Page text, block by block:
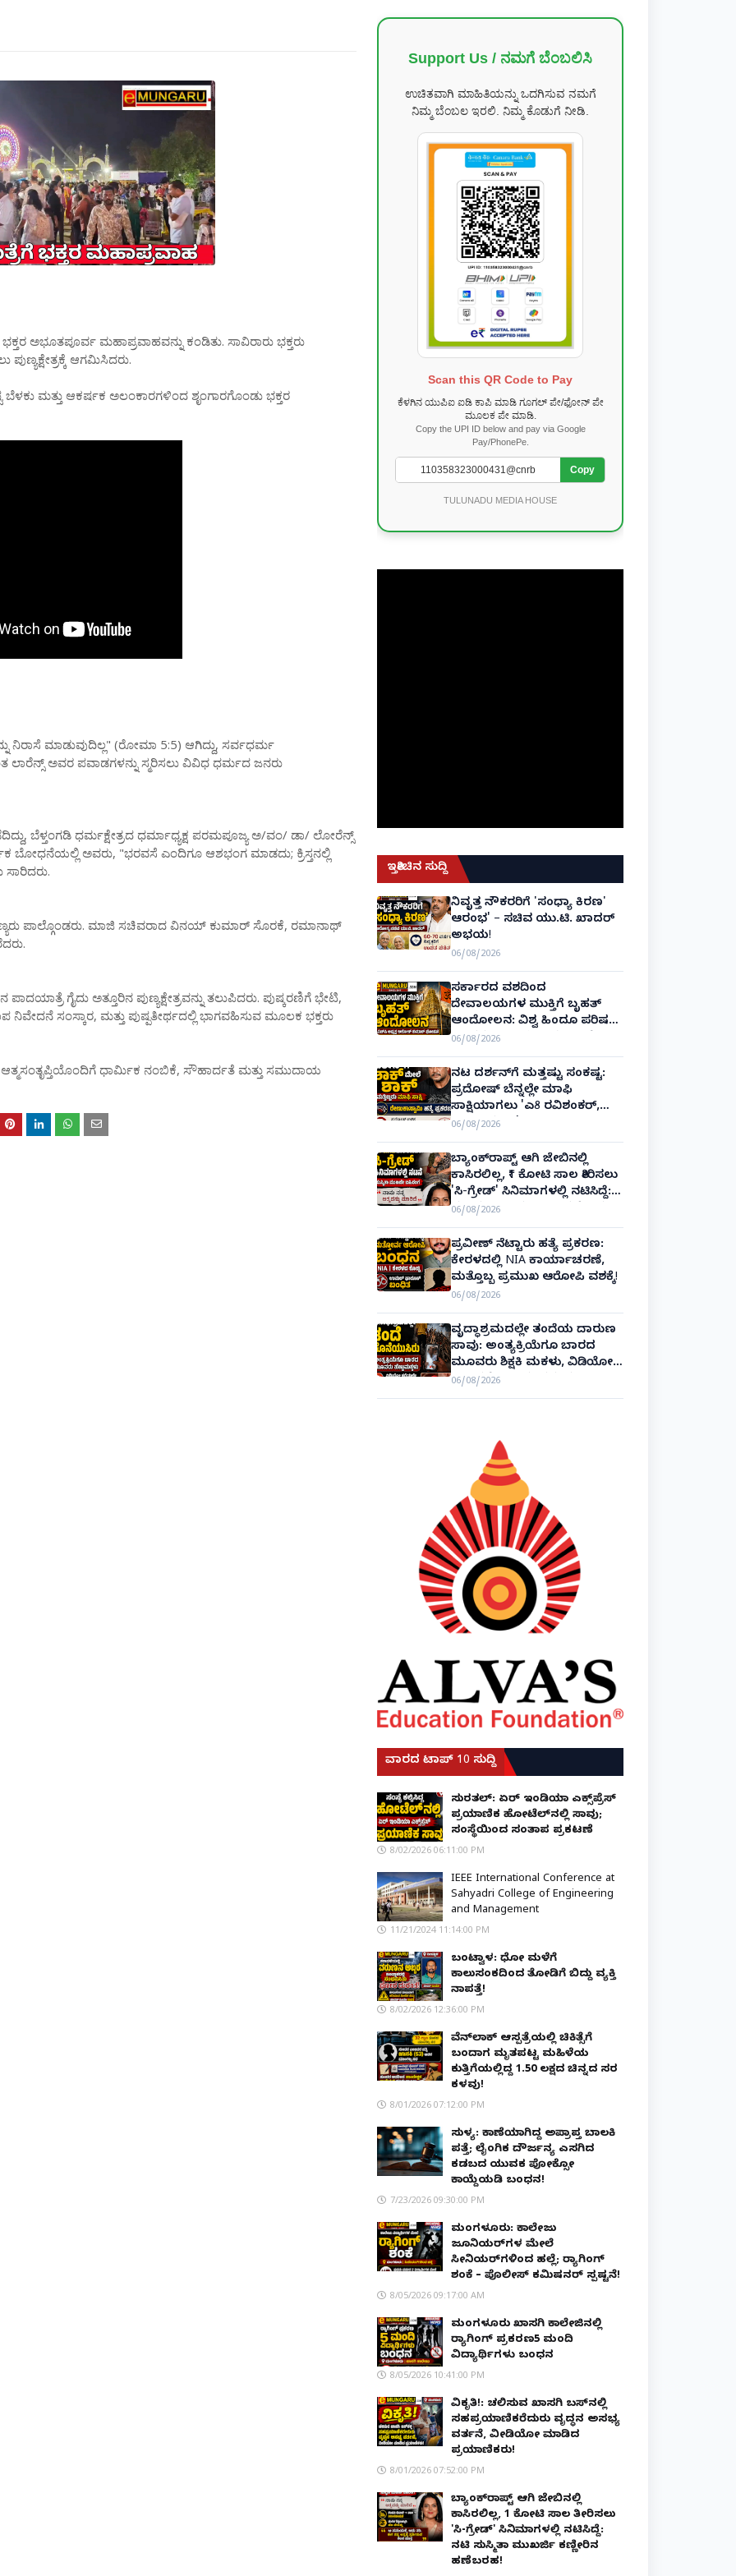
ಅಭೂತಪೂರ್ವ ಮಹಾಪ್ರವಾಹವನ್ನು ಕಂಡಿತು. ಸಾವಿರಾರು ಭಕ್ತರು
ಪುಣ್ಯಕ್ಷೇತ್ರಕ್ಕೆ ಆಗಮಿಸಿದರು.
ಬೆಳಕು ಮತ್ತು ಆಕರ್ಷಕ ಅಲಂಕಾರಗಳಿಂದ ಶೃಂಗಾರಗೊಂಡು ಭಕ್ತರ
ಮಾಡುವುದಿಲ್ಲ" (ರೋಮಾ 5:5) ಆಗಿದ್ದು, ಸರ್ವಧರ್ಮ
ಲಾರೆನ್ಸ್ ಅವರ ಪವಾಡಗಳನ್ನು ಸ್ಮರಿಸಲು ವಿವಿಧ ಧರ್ಮದ ಜನರು
ಬೆಳ್ತಂಗಡಿ ಧರ್ಮಕ್ಷೇತ್ರದ ಧರ್ಮಾಧ್ಯಕ್ಷ ಪರಮಪೂಜ್ಯ ಅ/ವಂ/ ಡಾ/ ಲೋರೆನ್ಸ್
ಬೋಧನೆಯಲ್ಲಿ ಅವರು, "ಭರವಸೆ ಎಂದಿಗೂ ಆಶಭಂಗ ಮಾಡದು; ಕ್ರಿಸ್ತನಲ್ಲಿ
ಪಾಲ್ಗೊಂಡರು. ಮಾಜಿ ಸಚಿವರಾದ ವಿನಯ್ ಕುಮಾರ್ ಸೊರಕೆ, ರಮಾನಾಥ್
ಗೈದು ಅತ್ತೂರಿನ ಪುಣ್ಯಕ್ಷೇತ್ರವನ್ನು ತಲುಪಿದರು. ಪುಷ್ಕರಣಿಗೆ ಭೇಟಿ,
ಸಂಸ್ಕಾರ, ಮತ್ತು ಪುಷ್ಪತೀರ್ಥದಲ್ಲಿ ಭಾಗವಹಿಸುವ ಮೂಲಕ ಭಕ್ತರು
ಧಾರ್ಮಿಕ ನಂಬಿಕೆ, ಸೌಹಾರ್ದತೆ ಮತ್ತು ಸಮುದಾಯ
Support Us / ನಮಗೆ ಬೆಂಬಲಿಸಿ
ಉಚಿತವಾಗಿ ಮಾಹಿತಿಯನ್ನು ಒದಗಿಸುವ ನಮಗೆ
ನಿಮ್ಮ ಬೆಂಬಲ ಇರಲಿ. ನಿಮ್ಮ ಕೊಡುಗೆ ನೀಡಿ.
Scan this QR Code to Pay
ಕೆಳಗಿನ ಯುಪಿಐ ಐಡಿ ಕಾಪಿ ಮಾಡಿ ಗೂಗಲ್ ಪೇ/ಫೋನ್ ಪೇ
ಮೂಲಕ ಪೇ ಮಾಡಿ.
Copy the UPI ID below and pay via Google
Pay/PhonePe.
Copy
TULUNADU MEDIA HOUSE
ಇತ್ತೀಚಿನ ಸುದ್ದಿ
ನಿವೃತ್ತ ನೌಕರರಿಗೆ 'ಸಂಧ್ಯಾ ಕಿರಣ'
ಆರಂಭ' – ಸಚಿವ ಯು.ಟಿ. ಖಾದರ್
ಅಭಯ!
06/08/2026
ಸರ್ಕಾರದ ವಶದಿಂದ
ದೇವಾಲಯಗಳ ಮುಕ್ತಿಗೆ ಬೃಹತ್
ಆಂದೋಲನ: ವಿಶ್ವ ಹಿಂದೂ ಪರಿಷತ್
ಅಂತರರಾಷ್ಟ್ರೀಯ ಅಧ್ಯಕ್ಷ ಅಲೋಕ್
ಕುಮಾರ್ ಘೋಷಣೆ!
06/08/2026
ನಟ ದರ್ಶನ್‌ಗೆ ಮತ್ತಷ್ಟು ಸಂಕಷ್ಟ:
ಪ್ರದೋಷ್ ಬೆನ್ನಲ್ಲೇ ಮಾಫಿ
ಸಾಕ್ಷಿಯಾಗಲು 'ಎ8 ರವಿಶಂಕರ್,
ಎ10 ವಿನಯ್' ಅರ್ಜಿ!
06/08/2026
ಬ್ಯಾಂಕ್‌ರಾಪ್ಟ್‌ ಆಗಿ ಜೇಬಿನಲ್ಲಿ
ಕಾಸಿರಲಿಲ್ಲ, ₹1 ಕೋಟಿ ಸಾಲ ತೀರಿಸಲು
'ಸಿ-ಗ್ರೇಡ್' ಸಿನಿಮಾಗಳಲ್ಲಿ ನಟಿಸಿದ್ದೆ:
ನಟಿ ಸುಸ್ಮಿತಾ ಮುಖರ್ಜಿ ಕಣ್ಣೀರಿನ
ಹಣೆಬರಹ!
06/08/2026
ಪ್ರವೀಣ್ ನೆಟ್ಟಾರು ಹತ್ಯೆ ಪ್ರಕರಣ:
ಕೇರಳದಲ್ಲಿ NIA ಕಾರ್ಯಾಚರಣೆ,
ಮತ್ತೊಬ್ಬ ಪ್ರಮುಖ ಆರೋಪಿ ವಶಕ್ಕೆ!
06/08/2026
ವೃದ್ಧಾಶ್ರಮದಲ್ಲೇ ತಂದೆಯ ದಾರುಣ
ಸಾವು: ಅಂತ್ಯಕ್ರಿಯೆಗೂ ಬಾರದ
ಮೂವರು ಶಿಕ್ಷಕಿ ಮಕಳು, ವಿಡಿಯೋ
ಕಾಲಿನಲ್ಲೇ ಅಂತಿಮ ದರ್ಶನ!
06/08/2026
ವಾರದ ಟಾಪ್ 10 ಸುದ್ದಿ
ಸುರತ್ಕಲ್: ಏರ್ ಇಂಡಿಯಾ ಎಕ್ಸ್‌ಪ್ರೆಸ್
ಪ್ರಯಾಣಿಕ ಹೋಟೆಲ್‌ನಲ್ಲಿ ಸಾವು;
ಸಂಸ್ಥೆಯಿಂದ ಸಂತಾಪ ಪ್ರಕಟಣೆ
8/02/2026 06:11:00 PM
IEEE International Conference at
Sahyadri College of Engineering
and Management
11/21/2024 11:14:00 PM
ಬಂಟ್ವಾಳ: ಧೋ ಮಳೆಗೆ
ಕಾಲುಸಂಕದಿಂದ ತೋಡಿಗೆ ಬಿದ್ದು ವ್ಯಕ್ತಿ
ನಾಪತ್ತೆ!
8/02/2026 12:36:00 PM
ವೆನ್‌ಲಾಕ್ ಆಸ್ಪತ್ರೆಯಲ್ಲಿ ಚಿಕಿತ್ಸೆಗೆ
ಬಂದಾಗ ಮೃತಪಟ್ಟ ಮಹಿಳೆಯ
ಕುತ್ತಿಗೆಯಲ್ಲಿದ್ದ ₹1.50 ಲಕ್ಷದ ಚಿನ್ನದ ಸರ
ಕಳವು!
8/01/2026 07:12:00 PM
ಸುಳ್ಯ: ಕಾಣೆಯಾಗಿದ್ದ ಅಪ್ರಾಪ್ತ ಬಾಲಕಿ
ಪತ್ತೆ; ಲೈಂಗಿಕ ದೌರ್ಜನ್ಯ ಎಸಗಿದ
ಕಡಬದ ಯುವಕ ಪೋಕ್ಸೋ
ಕಾಯ್ದೆಯಡಿ ಬಂಧನ!
7/23/2026 09:30:00 PM
ಮಂಗಳೂರು: ಕಾಲೇಜು
ಜೂನಿಯರ್‌ಗಳ ಮೇಲೆ
ಸೀನಿಯರ್‌ಗಳಿಂದ ಹಲ್ಲೆ; ರ‌್ಯಾಗಿಂಗ್
ಶಂಕೆ – ಪೊಲೀಸ್ ಕಮಿಷನರ್ ಸ್ಪಷ್ಟನೆ!
8/05/2026 09:17:00 AM
ಮಂಗಳೂರು ಖಾಸಗಿ ಕಾಲೇಜಿನಲ್ಲಿ
ರ‌್ಯಾಗಿಂಗ್ ಪ್ರಕರಣ5 ಮಂದಿ
ವಿದ್ಯಾರ್ಥಿಗಳು ಬಂಧನ
8/05/2026 10:41:00 PM
ವಿಕೃತಿ!: ಚಲಿಸುವ ಖಾಸಗಿ ಬಸ್‌ನಲ್ಲಿ
ಸಹಪ್ರಯಾಣಿಕರೆದುರು ವೃದ್ಧನ ಅಸಭ್ಯ
ವರ್ತನೆ, ವೀಡಿಯೋ ಮಾಡಿದ
ಪ್ರಯಾಣಿಕರು!
8/01/2026 07:52:00 PM
ಬ್ಯಾಂಕ್‌ರಾಪ್ಟ್‌ ಆಗಿ ಜೇಬಿನಲ್ಲಿ
ಕಾಸಿರಲಿಲ್ಲ, ₹1 ಕೋಟಿ ಸಾಲ ತೀರಿಸಲು
'ಸಿ-ಗ್ರೇಡ್' ಸಿನಿಮಾಗಳಲ್ಲಿ ನಟಿಸಿದ್ದೆ:
ನಟಿ ಸುಸ್ಮಿತಾ ಮುಖರ್ಜಿ ಕಣ್ಣೀರಿನ
ಹಣೆಬರಹ!